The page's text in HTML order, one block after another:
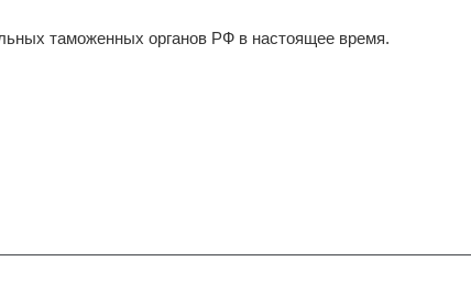
таможенных органов РФ в настоящее время.